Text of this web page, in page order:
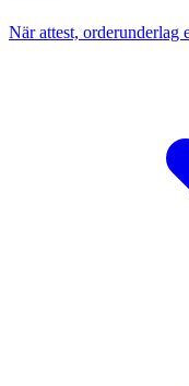
När attest, orderunderlag